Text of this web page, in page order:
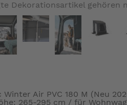
Dekorationsartikel gehören
Winter Air PVC 180 M (Neu
265-295 cm / für